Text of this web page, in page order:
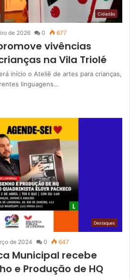
Cidadão
de 2026 0 677
vivências
na Vila Triolé
início o Ateliê de artes para crianças,
linguagens…
Destaques
de 2024 0 647
Municipal recebe
e Produção de HQ